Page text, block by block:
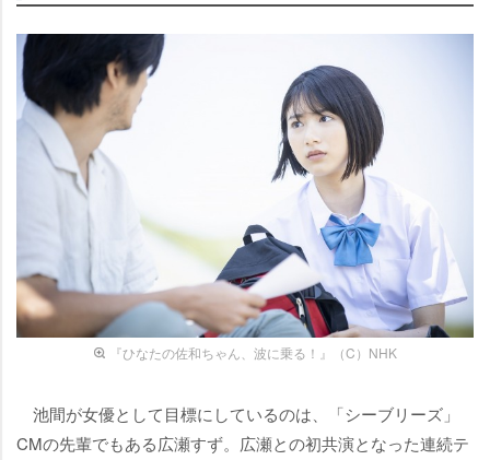
『ひなたの佐和ちゃん、波に乗る！』（C）NHK
池間が女優として目標にしているのは、「シーブリーズ」
CMの先輩でもある広瀬すず。広瀬との初共演となった連続テ